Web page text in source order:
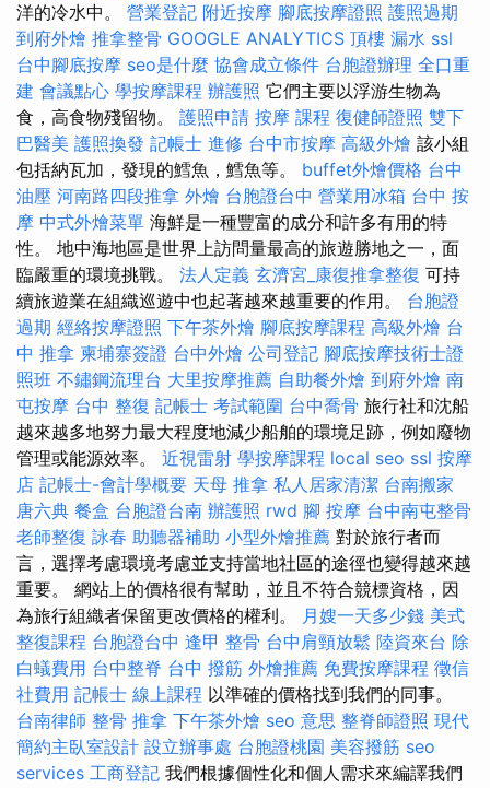
洋的冷水中。 營業登記 附近按摩 腳底按摩證照 護照過期
到府外燴 推拿整骨 GOOGLE ANALYTICS 頂樓 漏水 ssl
台中腳底按摩 seo是什麼 協會成立條件 台胞證辦理 全口重
建 會議點心 學按摩課程 辦護照 它們主要以浮游生物為
食，高食物殘留物。 護照申請 按摩 課程 復健師證照 雙下
巴醫美 護照換發 記帳士 進修 台中市按摩 高級外燴 該小組
包括納瓦加，發現的鱈魚，鱈魚等。 buffet外燴價格 台中
油壓 河南路四段推拿 外燴 台胞證台中 營業用冰箱 台中 按
摩 中式外燴菜單 海鮮是一種豐富的成分和許多有用的特
性。 地中海地區是世界上訪問量最高的旅遊勝地之一，面
臨嚴重的環境挑戰。 法人定義 玄濟宮_康復推拿整復 可持
續旅遊業在組織巡遊中也起著越來越重要的作用。 台胞證
過期 經絡按摩證照 下午茶外燴 腳底按摩課程 高級外燴 台
中 推拿 柬埔寨簽證 台中外燴 公司登記 腳底按摩技術士證
照班 不鏽鋼流理台 大里按摩推薦 自助餐外燴 到府外燴 南
屯按摩 台中 整復 記帳士 考試範圍 台中喬骨 旅行社和沈船
越來越多地努力最大程度地減少船舶的環境足跡，例如廢物
管理或能源效率。 近視雷射 學按摩課程 local seo ssl 按摩
店 記帳士-會計學概要 天母 推拿 私人居家清潔 台南搬家
唐六典 餐盒 台胞證台南 辦護照 rwd 腳 按摩 台中南屯整骨
老師整復 詠春 助聽器補助 小型外燴推薦 對於旅行者而
言，選擇考慮環境考慮並支持當地社區的途徑也變得越來越
重要。 網站上的價格很有幫助，並且不符合競標資格，因
為旅行組織者保留更改價格的權利。 月嫂一天多少錢 美式
整復課程 台胞證台中 逢甲 整骨 台中肩頸放鬆 陸資來台 除
白蟻費用 台中整脊 台中 撥筋 外燴推薦 免費按摩課程 徵信
社費用 記帳士 線上課程 以準確的價格找到我們的同事。
台南律師 整骨 推拿 下午茶外燴 seo 意思 整脊師證照 現代
簡約主臥室設計 設立辦事處 台胞證桃園 美容撥筋 seo
services 工商登記 我們根據個性化和個人需求來編譯我們